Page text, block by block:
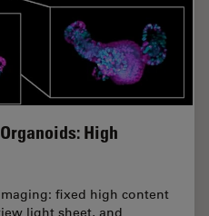
High
fixed high content
light sheet, and